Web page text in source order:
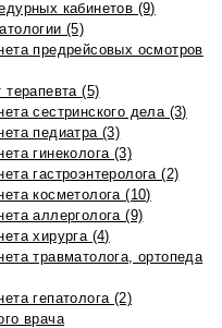
кабинетов (9)
(5)
предрейсовых осмотров
терапевта (5)
сестринского дела (3)
педиатра (3)
гинеколога (3)
гастроэнтеролога (2)
косметолога (10)
аллерголога (9)
хирурга (4)
травматолога, ортопеда
гепатолога (2)
врача